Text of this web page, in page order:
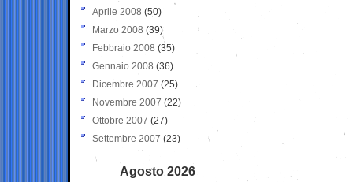
Aprile 2008 (50)
Marzo 2008 (39)
Febbraio 2008 (35)
Gennaio 2008 (36)
Dicembre 2007 (25)
Novembre 2007 (22)
Ottobre 2007 (27)
Settembre 2007 (23)
Agosto 2026